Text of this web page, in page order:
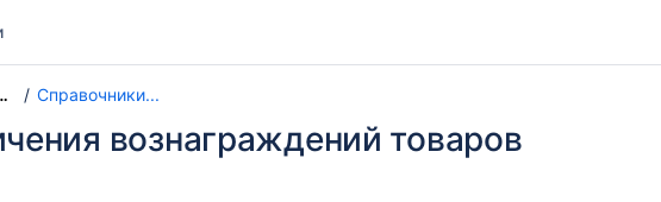
Справочники...
вознаграждений товаров